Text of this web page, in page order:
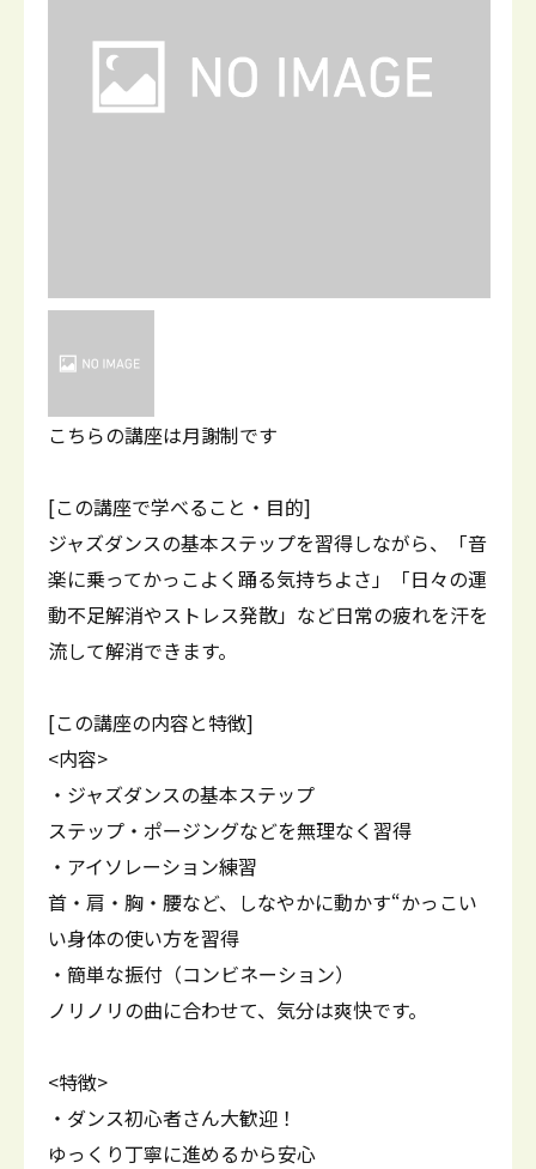
こちらの講座は月謝制です
[この講座で学べること・目的]
ジャズダンスの基本ステップを習得しながら、「音
楽に乗ってかっこよく踊る気持ちよさ」「日々の運
動不足解消やストレス発散」など日常の疲れを汗を
流して解消できます。
[この講座の内容と特徴]
<内容>
・ジャズダンスの基本ステップ
ステップ・ポージングなどを無理なく習得
・アイソレーション練習
首・肩・胸・腰など、しなやかに動かす“かっこい
い身体の使い方を習得
・簡単な振付（コンビネーション）
ノリノリの曲に合わせて、気分は爽快です。
<特徴>
・ダンス初心者さん大歓迎！
ゆっくり丁寧に進めるから安心